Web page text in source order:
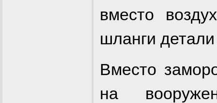
вместо
шланги
Вместо
на